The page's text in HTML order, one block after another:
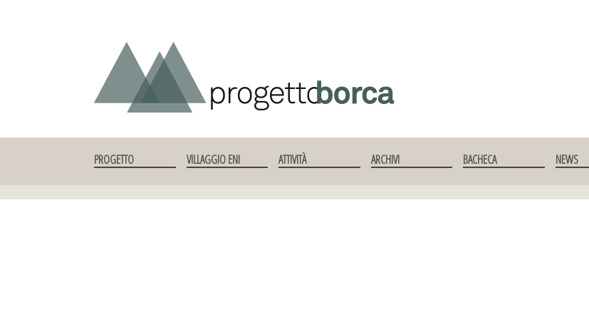
PROGETTO VILLAGGIO ENI ATTIVITÀ ARCHIVI BACHECA NEWS